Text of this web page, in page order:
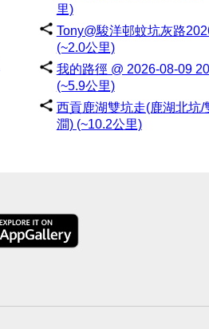
里)
Tony@駿洋邨蚊坑灰路
(~2.0公里)
我的路徑 @ 2026-08-09
(~5.9公里)
西貢鹿湖雙坑走(鹿湖北坑/
澗) (~10.2公里)